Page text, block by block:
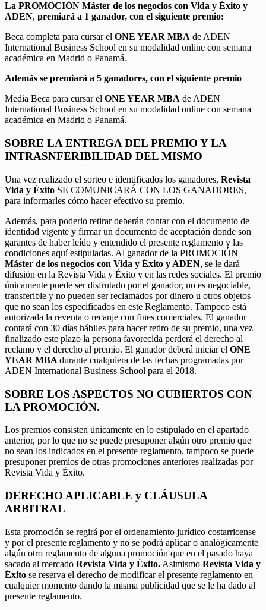
La PROMOCIÓN Máster de los negocios con Vida y Éxito y
ADEN, premiará a 1 ganador, con el siguiente premio:
Beca completa para cursar el ONE YEAR MBA de ADEN
International Business School en su modalidad online con semana
académica en Madrid o Panamá.
Además se premiará a 5 ganadores, con el siguiente premio
Media Beca para cursar el ONE YEAR MBA de ADEN
International Business School en su modalidad online con semana
académica en Madrid o Panamá.
SOBRE LA ENTREGA DEL PREMIO Y LA
INTRASNFERIBILIDAD DEL MISMO
Una vez realizado el sorteo e identificados los ganadores, Revista
Vida y Éxito SE COMUNICARÁ CON LOS GANADORES,
para informarles cómo hacer efectivo su premio.
Además, para poderlo retirar deberán contar con el documento de
identidad vigente y firmar un documento de aceptación donde son
garantes de haber leído y entendido el presente reglamento y las
condiciones aquí estipuladas. Al ganador de la PROMOCIÓN
Máster de los negocios con Vida y Éxito y ADEN, se le dará
difusión en la Revista Vida y Éxito y en las redes sociales. El premio
únicamente puede ser disfrutado por el ganador, no es negociable,
transferible y no pueden ser reclamados por dinero u otros objetos
que no sean los especificados en este Reglamento. Tampoco está
autorizada la reventa o recanje con fines comerciales. El ganador
contará con 30 días hábiles para hacer retiro de su premio, una vez
finalizado este plazo la persona favorecida perderá el derecho al
reclamo y el derecho al premio. El ganador deberá iniciar el ONE
YEAR MBA durante cualquiera de las fechas programadas por
ADEN International Business School para el 2018.
SOBRE LOS ASPECTOS NO CUBIERTOS CON
LA PROMOCIÓN.
Los premios consisten únicamente en lo estipulado en el apartado
anterior, por lo que no se puede presuponer algún otro premio que
no sean los indicados en el presente reglamento, tampoco se puede
presuponer premios de otras promociones anteriores realizadas por
Revista Vida y Éxito.
DERECHO APLICABLE y CLÁUSULA
ARBITRAL
Esta promoción se regirá por el ordenamiento jurídico costarricense
y por el presente reglamento y no se podrá aplicar o analógicamente
algún otro reglamento de alguna promoción que en el pasado haya
sacado al mercado Revista Vida y Éxito. Asimismo Revista Vida y
Éxito se reserva el derecho de modificar el presente reglamento en
cualquier momento dando la misma publicidad que se le ha dado al
presente reglamento.